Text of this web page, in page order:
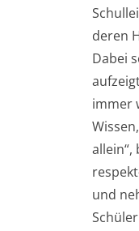
deren
Dabei
immer
und